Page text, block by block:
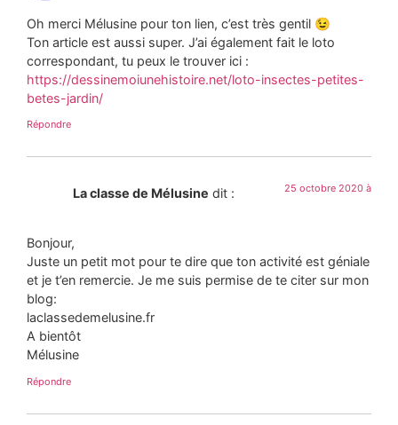
Oh merci Mélusine pour ton lien, c’est très gentil 😉
Ton article est aussi super. J’ai également fait le loto
correspondant, tu peux le trouver ici :
https://dessinemoiunehistoire.net/loto-insectes-petites-
betes-jardin/
Répondre
La classe de Mélusine dit : 25 octobre 2020 à
Bonjour,
Juste un petit mot pour te dire que ton activité est géniale
et je t’en remercie. Je me suis permise de te citer sur mon
blog:
laclassedemelusine.fr
A bientôt
Mélusine
Répondre